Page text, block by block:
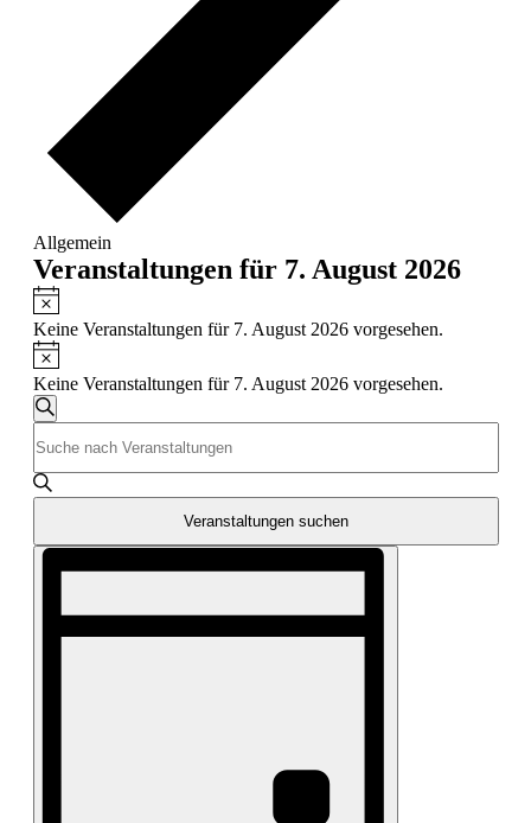
Allgemein
Veranstaltungen für 7. August 2026
Hinweis
Keine Veranstaltungen für 7. August 2026 vorgesehen.
Hinweis
Keine Veranstaltungen für 7. August 2026 vorgesehen.
Veranstaltungen
Suche
und
Ansichten,
Navigation
Suche
Schlüsselwort
eingeben.
Suche
Veranstaltungen
Schlüsselwort.
Veranstaltungen suchen
Veranstaltung
Navigation